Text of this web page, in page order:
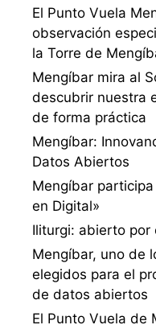
El Punto Vuela
observación
la Torre de
Mengíbar mira al
descubrir nuestra
de forma práctica
Mengíbar:
Datos Abiertos
Mengíbar
en Digital»
Iliturgi: abierto por
Mengíbar, uno de
elegidos para el
de datos abiertos
El Punto Vuela de